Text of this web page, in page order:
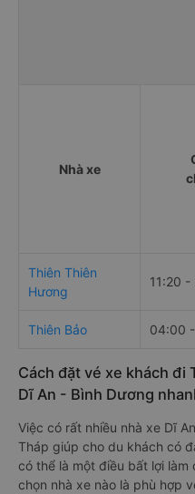
Nhà xe
Thiên Thiên
Hương
11:20 -
Thiên Bảo 04:00
Cách đặt vé xe khách đi
Dĩ An - Bình Dương
Việc có rất nhiều nhà xe Dĩ
Tháp giúp cho du khách có
có thể là một điều bất lợi
chọn nhà xe nào là phù hợp